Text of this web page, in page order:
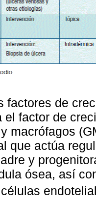
factores de
el factor de
macrófagos
que actúa
y
ósea, así